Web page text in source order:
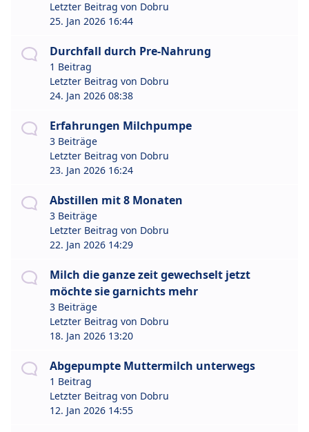
Letzter Beitrag von Dobru
25. Jan 2026 16:44
Durchfall durch Pre-Nahrung
1 Beitrag
Letzter Beitrag von Dobru
24. Jan 2026 08:38
Erfahrungen Milchpumpe
3 Beiträge
Letzter Beitrag von Dobru
23. Jan 2026 16:24
Abstillen mit 8 Monaten
3 Beiträge
Letzter Beitrag von Dobru
22. Jan 2026 14:29
Milch die ganze zeit gewechselt jetzt
möchte sie garnichts mehr
3 Beiträge
Letzter Beitrag von Dobru
18. Jan 2026 13:20
Abgepumpte Muttermilch unterwegs
1 Beitrag
Letzter Beitrag von Dobru
12. Jan 2026 14:55